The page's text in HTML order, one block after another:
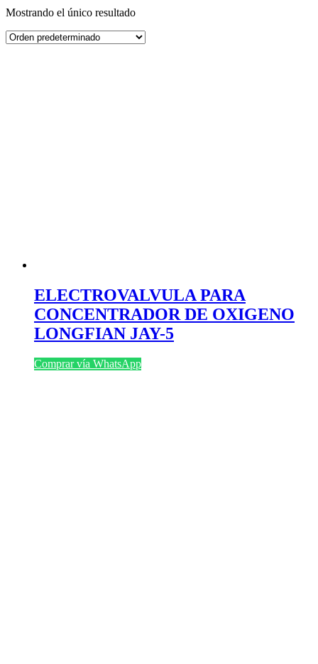
Mostrando el único resultado
ELECTROVALVULA PARA
CONCENTRADOR DE OXIGENO
LONGFIAN JAY-5
Comprar vía WhatsApp